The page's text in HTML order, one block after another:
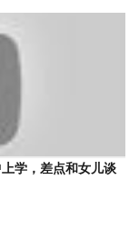
学，差点和女儿谈